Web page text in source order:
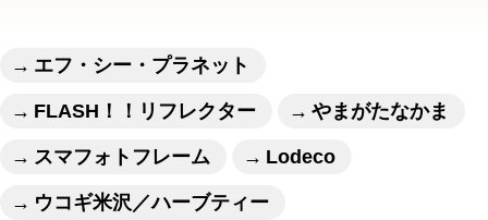
エフ・シー・プラネット
FLASH！！リフレクター やまがたなかま
スマフォトフレーム Lodeco
ウコギ米沢／ハーブティー